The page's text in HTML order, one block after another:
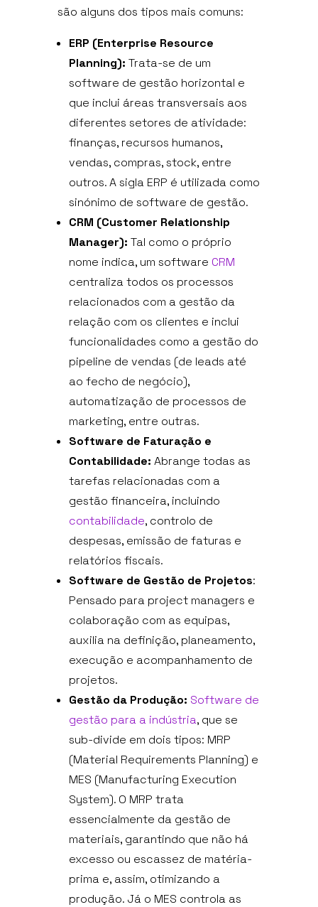
são alguns dos tipos mais comuns:
ERP (Enterprise Resource
Planning): Trata-se de um
software de gestão horizontal e
que inclui áreas transversais aos
diferentes setores de atividade:
finanças, recursos humanos,
vendas, compras, stock, entre
outros. A sigla ERP é utilizada como
sinónimo de software de gestão.
CRM (Customer Relationship
Manager): Tal como o próprio
nome indica, um software CRM
centraliza todos os processos
relacionados com a gestão da
relação com os clientes e inclui
funcionalidades como a gestão do
pipeline de vendas (de leads até
ao fecho de negócio),
automatização de processos de
marketing, entre outras.
Software de Faturação e
Contabilidade: Abrange todas as
tarefas relacionadas com a
gestão financeira, incluindo
contabilidade, controlo de
despesas, emissão de faturas e
relatórios fiscais.
Software de Gestão de Projetos:
Pensado para project managers e
colaboração com as equipas,
auxilia na definição, planeamento,
execução e acompanhamento de
projetos.
Gestão da Produção: Software de
gestão para a indústria, que se
sub-divide em dois tipos: MRP
(Material Requirements Planning) e
MES (Manufacturing Execution
System). O MRP trata
essencialmente da gestão de
materiais, garantindo que não há
excesso ou escassez de matéria-
prima e, assim, otimizando a
produção. Já o MES controla as